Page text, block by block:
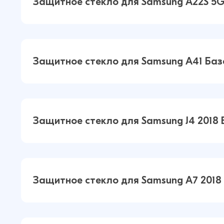
Базовое (Черный)
Базовое (Черный)
Защитное стекло для Samsung A41
Базовое (Черный)
Защитное стекло для Samsung J4 2018
Базовое (Черный)
Защитное стекло для Samsung A7